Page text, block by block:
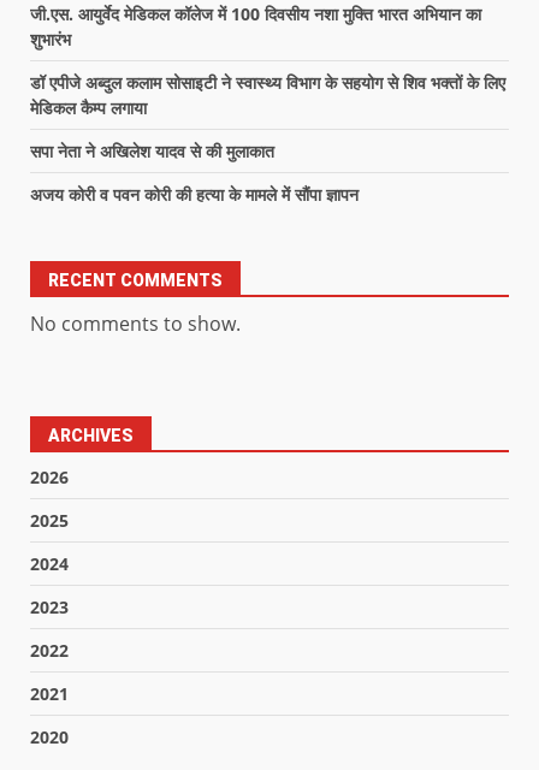
जी.एस. आयुर्वेद मेडिकल कॉलेज में 100 दिवसीय नशा मुक्ति भारत अभियान का
शुभारंभ
डॉ एपीजे अब्दुल कलाम सोसाइटी ने स्वास्थ्य विभाग के सहयोग से शिव भक्तों के लिए
मेडिकल कैम्प लगाया
सपा नेता ने अखिलेश यादव से की मुलाकात
अजय कोरी व पवन कोरी की हत्या के मामले में सौंपा ज्ञापन
RECENT COMMENTS
No comments to show.
ARCHIVES
2026
2025
2024
2023
2022
2021
2020